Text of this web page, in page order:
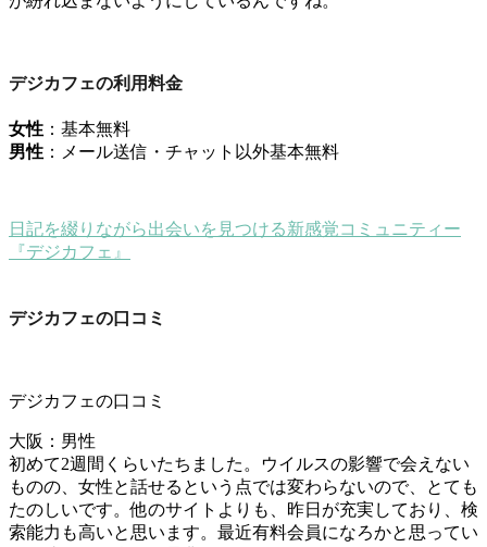
デジカフェの利用料金
女性 ：基本無料
男性 ：メール送信・チャット以外基本無料
日記を綴りながら出会いを見つける新感覚コミュニティー
『デジカフェ』
デジカフェの口コミ
デジカフェの口コミ
大阪：男性
初めて2週間くらいたちました。ウイルスの影響で会えない
ものの、女性と話せるという点では変わらないので、とても
たのしいです。他のサイトよりも、昨日が充実しており、検
索能力も高いと思います。最近有料会員になろかと思ってい